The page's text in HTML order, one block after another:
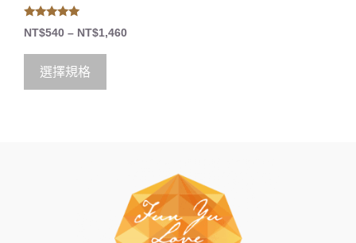
5.00
out of 5
NT$540 – NT$1,460
選擇規格